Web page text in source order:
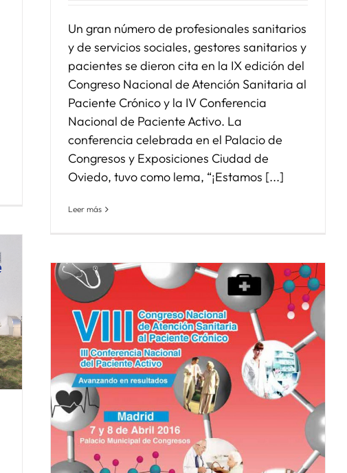
Un gran número de profesionales sanitarios
y de servicios sociales, gestores sanitarios y
pacientes se dieron cita en la IX edición del
Congreso Nacional de Atención Sanitaria al
Paciente Crónico y la IV Conferencia
Nacional de Paciente Activo. La
conferencia celebrada en el Palacio de
Congresos y Exposiciones Ciudad de
Oviedo, tuvo como lema, “¡Estamos [...]
Leer más